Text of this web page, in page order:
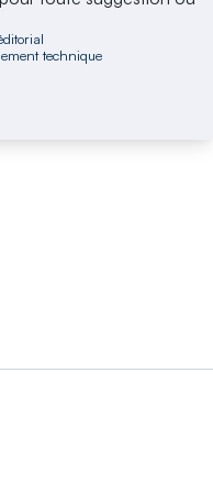
technique